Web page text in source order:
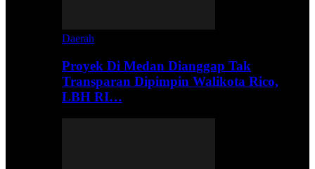
Daerah
Proyek Di Medan Dianggap Tak
Transparan Dipimpin Walikota Rico,
LBH RI…